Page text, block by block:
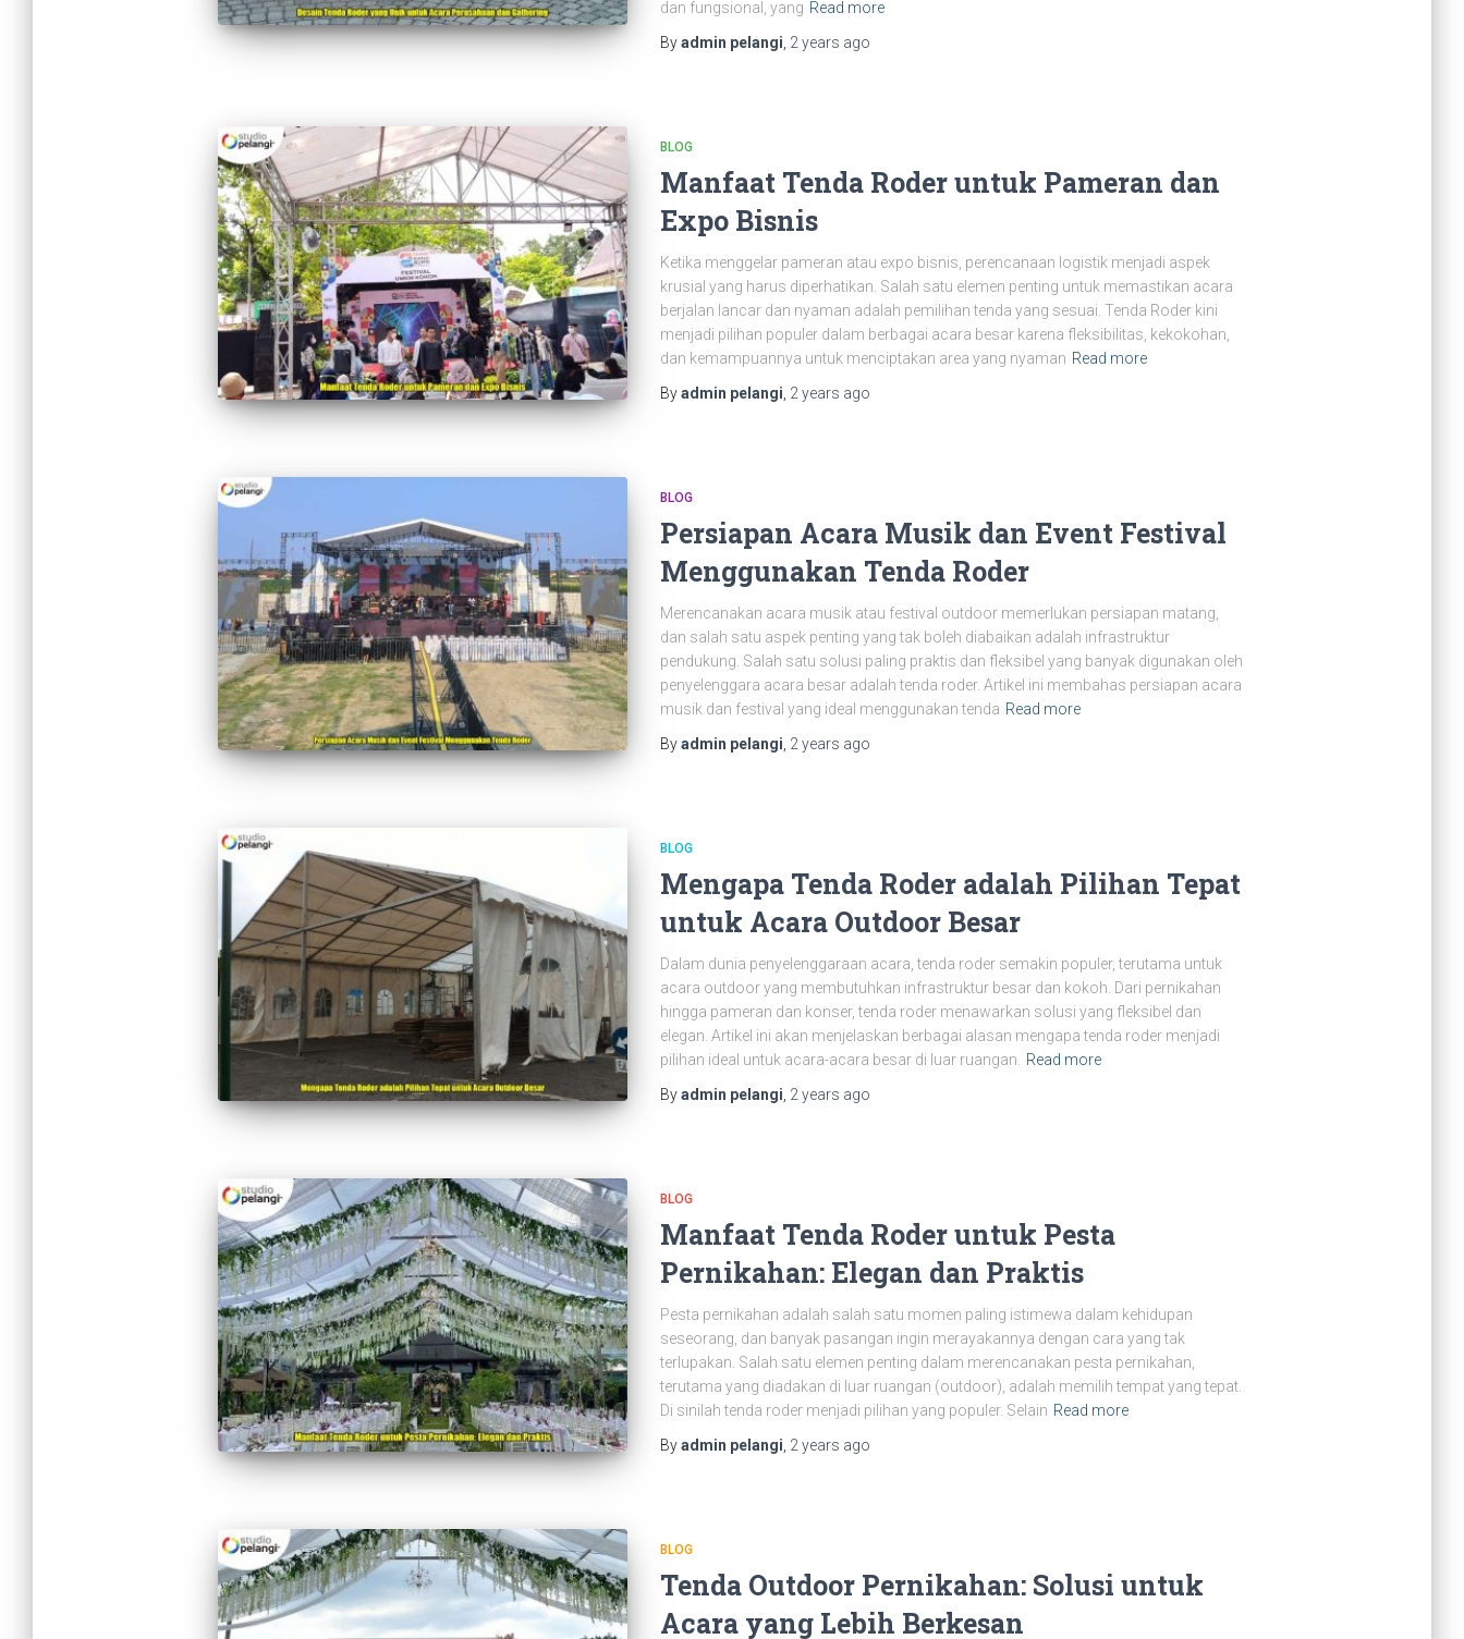
dan fungsional, yang Read more
Byadmin pelangi 2 years ago
BLOG
Manfaat Tenda Roder untuk Pameran dan
Expo Bisnis
Ketika menggelar pameran atau expo bisnis, perencanaan logistik menjadi aspek
krusial yang harus diperhatikan. Salah satu elemen penting untuk memastikan acara
berjalan lancar dan nyaman adalah pemilihan tenda yang sesuai. Tenda Roder kini
menjadi pilihan populer dalam berbagai acara besar karena fleksibilitas, kekokohan,
dan kemampuannya untuk menciptakan area yang nyaman Read more
Byadmin pelangi 2 years ago
BLOG
Persiapan Acara Musik dan Event Festival
Menggunakan Tenda Roder
Merencanakan acara musik atau festival outdoor memerlukan persiapan matang,
dan salah satu aspek penting yang tak boleh diabaikan adalah infrastruktur
pendukung. Salah satu solusi paling praktis dan fleksibel yang banyak digunakan oleh
penyelenggara acara besar adalah tenda roder. Artikel ini membahas persiapan acara
musik dan festival yang ideal menggunakan tenda Read more
Byadmin pelangi 2 years ago
BLOG
Mengapa Tenda Roder adalah Pilihan Tepat
untuk Acara Outdoor Besar
Dalam dunia penyelenggaraan acara, tenda roder semakin populer, terutama untuk
acara outdoor yang membutuhkan infrastruktur besar dan kokoh. Dari pernikahan
hingga pameran dan konser, tenda roder menawarkan solusi yang fleksibel dan
elegan. Artikel ini akan menjelaskan berbagai alasan mengapa tenda roder menjadi
pilihan ideal untuk acara-acara besar di luar ruangan.
Read more
Byadmin pelangi 2 years ago
BLOG
Manfaat Tenda Roder untuk Pesta
Pernikahan: Elegan dan Praktis
Pesta pernikahan adalah salah satu momen paling istimewa dalam kehidupan
seseorang, dan banyak pasangan ingin merayakannya dengan cara yang tak
terlupakan. Salah satu elemen penting dalam merencanakan pesta pernikahan,
terutama yang diadakan di luar ruangan (outdoor), adalah memilih tempat yang tepat.
Di sinilah tenda roder menjadi pilihan yang populer. Selain Read more
Byadmin pelangi 2 years ago
BLOG
Tenda Outdoor Pernikahan: Solusi untuk
Acara yang Lebih Berkesan